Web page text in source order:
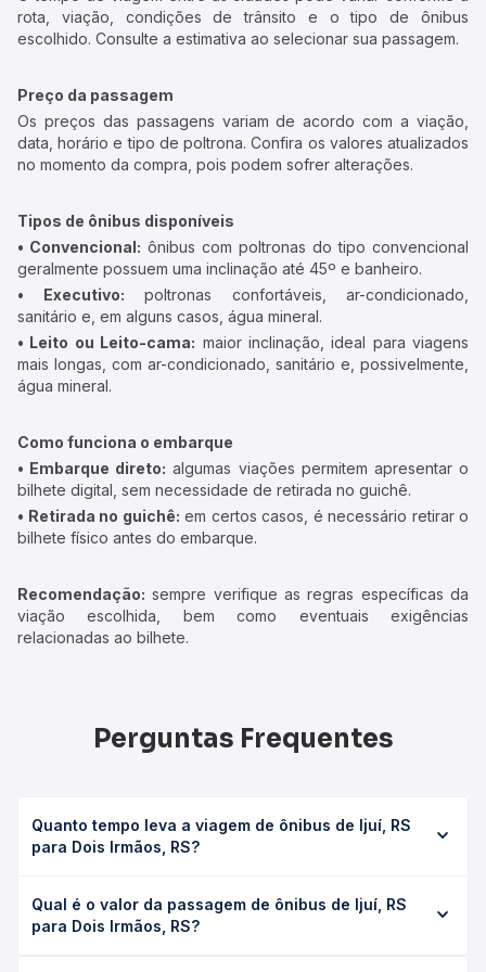
rota, viação, condições de trânsito e o tipo de ônibus
escolhido. Consulte a estimativa ao selecionar sua passagem.
Preço da passagem
Os preços das passagens variam de acordo com a viação,
data, horário e tipo de poltrona. Confira os valores atualizados
no momento da compra, pois podem sofrer alterações.
Tipos de ônibus disponíveis
• Convencional: ônibus com poltronas do tipo convencional
geralmente possuem uma inclinação até 45º e banheiro.
• Executivo: poltronas confortáveis, ar-condicionado,
sanitário e, em alguns casos, água mineral.
• Leito ou Leito-cama: maior inclinação, ideal para viagens
mais longas, com ar-condicionado, sanitário e, possivelmente,
água mineral.
Como funciona o embarque
• Embarque direto: algumas viações permitem apresentar o
bilhete digital, sem necessidade de retirada no guichê.
• Retirada no guichê: em certos casos, é necessário retirar o
bilhete físico antes do embarque.
Recomendação: sempre verifique as regras específicas da
viação escolhida, bem como eventuais exigências
relacionadas ao bilhete.
Perguntas Frequentes
Quanto tempo leva a viagem de ônibus de Ijuí, RS
para Dois Irmãos, RS?
em média 7h 45min, podendo variar conforme a viação, o
tipo de serviço (convencional, executivo ou leito) e as
Qual é o valor da passagem de ônibus de Ijuí, RS
para Dois Irmãos, RS?